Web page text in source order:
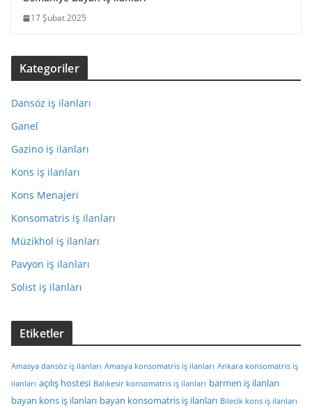
17 Şubat 2025
Kategoriler
Dansöz iş ilanları
Ganel
Gazino iş ilanları
Kons iş ilanları
Kons Menajeri
Konsomatris iş ilanları
Müzikhol iş ilanları
Pavyon iş ilanları
Solist iş ilanları
Etiketler
Amasya dansöz iş ilanları Amasya konsomatris iş ilanları Ankara konsomatris iş
ilanları açılış hostesi Balıkesir konsomatris iş ilanları barmen iş ilanları
bayan kons iş ilanları bayan konsomatris iş ilanları Bilecik kons iş ilanları